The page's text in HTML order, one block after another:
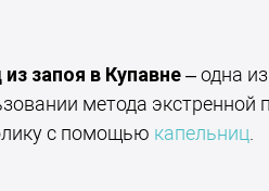
запоя в Купавне– одна
метода
с помощью капельниц